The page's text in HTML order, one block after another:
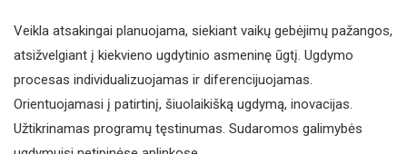
Veikla atsakingai planuojama, siekiant vaikų gebėjimų pažangos,
atsižvelgiant į kiekvieno ugdytinio asmeninę ūgtį. Ugdymo
procesas individualizuojamas ir diferencijuojamas.
Orientuojamasi į patirtinį, šiuolaikišką ugdymą, inovacijas.
Užtikrinamas programų tęstinumas. Sudaromos galimybės